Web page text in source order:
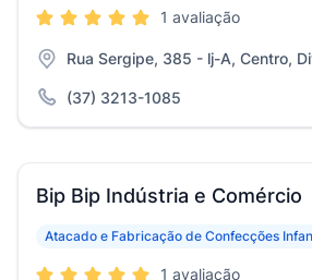
1 avaliação
Rua Sergipe, 385 - lj-A, Centro,
(37) 3213-1085
Bip Bip Indústria e Comércio
Atacado e Fabricação de Confecções
1 avaliação